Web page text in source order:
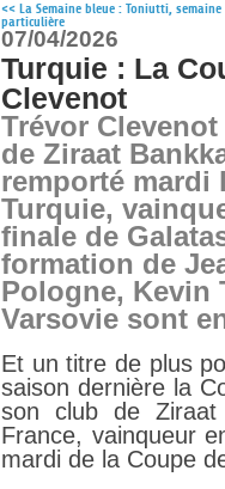
<< La Semaine bleue : Toniutti, semaine
particulière
07/04/2026
Turquie : La
Clevenot
Trévor
de Ziraat
remporté mardi
Turquie,
finale de
formation de
Pologne, Kevin
Varsovie sont
Et un titre de plus
saison dernière la
son club de Ziraat
France, vainqueur
mardi de la Coupe